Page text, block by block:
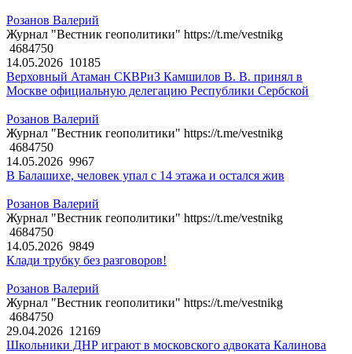
Розанов Валерий
Журнал "Вестник геополитики" https://t.me/vestnikg
4684750
14.05.2026 10185
Верховный Атаман СКВРиЗ Камшилов В. В. принял в
Москве официальную делегацию Республики Сербской
Розанов Валерий
Журнал "Вестник геополитики" https://t.me/vestnikg
4684750
14.05.2026 9967
В Балашихе, человек упал с 14 этажа и остался жив
Розанов Валерий
Журнал "Вестник геополитики" https://t.me/vestnikg
4684750
14.05.2026 9849
Клади трубку без разговоров!
Розанов Валерий
Журнал "Вестник геополитики" https://t.me/vestnikg
4684750
29.04.2026 12169
Школьники ДНР играют в московского адвоката Калинова